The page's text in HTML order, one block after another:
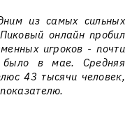
из самых сильных
онлайн пробил
игроков - почти
в мае. Средняя
43 тысячи человек,